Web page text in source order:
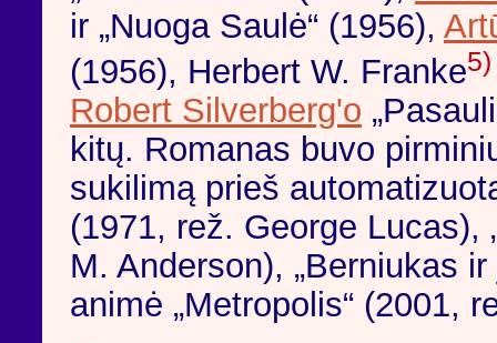
ir „Nuoga Saulė“ (1956),
(1956), Herbert W. Franke5)
Robert Silverberg'o
kitų. Romanas buvo
sukilimą prieš
(1971, rež. George Lucas),
M. Anderson), „Berniukas
animė „Metropolis“ (2001,